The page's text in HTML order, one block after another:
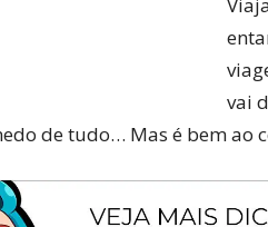
vai
de tudo… Mas é bem ao